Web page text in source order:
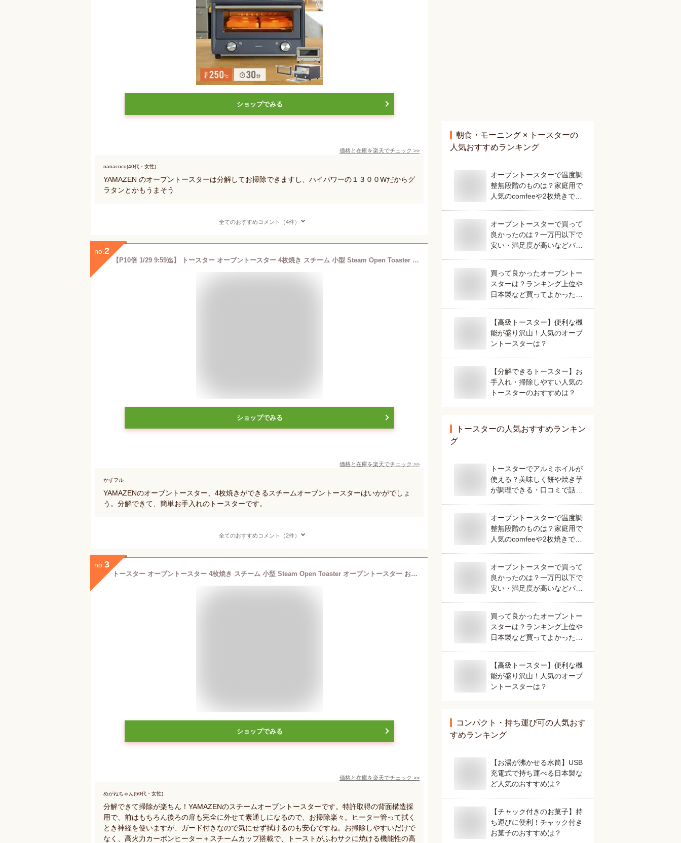
ショップでみる
価格と在庫を楽天でチェック >>
nanacoco(40代・女性)
YAMAZEN のオープントースターは分解してお掃除できますし、ハイパワーの１３００Wだからグ
ラタンとかもうまそう
全てのおすすめコメント（4件）
no. 2
【P10倍 1/29 9:59迄】 トースター オーブントースター 4枚焼き スチーム 小型 Steam Open Toaster オープントースター お手入れ 簡単 分解できる 掃除しやすい YTU-CDC130(SB)/(SG) スチームトースター 1300W 高火力 【送料無料】 山善/YAMAZEN/ヤマゼン
ショップでみる
価格と在庫を楽天でチェック >>
かずフル
YAMAZENのオーブントースター、4枚焼きができるスチームオーブントースターはいかがでしょ
う。分解できて、簡単お手入れのトースターです。
全てのおすすめコメント（2件）
no. 3
トースター オーブントースター 4枚焼き スチーム 小型 Steam Open Toaster オープントースター お手入れ 簡単 分解できる 掃除しやすい YTU-CDC130(SB)/(SG) スチームトースター 1300W 高火力 おしゃれ 新生活山善 YAMAZEN 【送料無料】
ショップでみる
価格と在庫を楽天でチェック >>
めがねちゃん(50代・女性)
分解できて掃除が楽ちん！YAMAZENのスチームオーブントースターです。特許取得の背面構造採
用で、前はもちろん後ろの扉も完全に外せて素通しになるので、お掃除楽々。ヒーター管って拭く
とき神経を使いますが、ガード付きなので気にせず拭けるのも安心ですね。お掃除しやすいだけで
なく、高火力カーボンヒーター＋スチームカップ搭載で、トーストがふわサクに焼ける機能性の高
朝食・モーニング × トースターの
人気おすすめランキング
オーブントースターで温度調
整無段階のものは？家庭用で
人気のcomfeeや2枚焼きでき
オーブントースターで買って
良かったのは？一万円以下で
安い・満足度が高いなどパン
買って良かったオーブントー
スターは？ランキング上位や
日本製など買ってよかったお
【高級トースター】便利な機
能が盛り沢山！人気のオーブ
ントースターは？
【分解できるトースター】お
手入れ・掃除しやすい人気の
トースターのおすすめは？
トースターの人気おすすめランキン
グ
トースターでアルミホイルが
使える？美味しく餅や焼き芋
が調理できる・口コミで話題
オーブントースターで温度調
整無段階のものは？家庭用で
人気のcomfeeや2枚焼きでき
オーブントースターで買って
良かったのは？一万円以下で
安い・満足度が高いなどパン
買って良かったオーブントー
スターは？ランキング上位や
日本製など買ってよかったお
【高級トースター】便利な機
能が盛り沢山！人気のオーブ
ントースターは？
コンパクト・持ち運び可の人気おす
すめランキング
【お湯が沸かせる水筒】USB
充電式で持ち運べる日本製な
ど人気のおすすめは？
【チャック付きのお菓子】持
ち運びに便利！チャック付き
お菓子のおすすめは？